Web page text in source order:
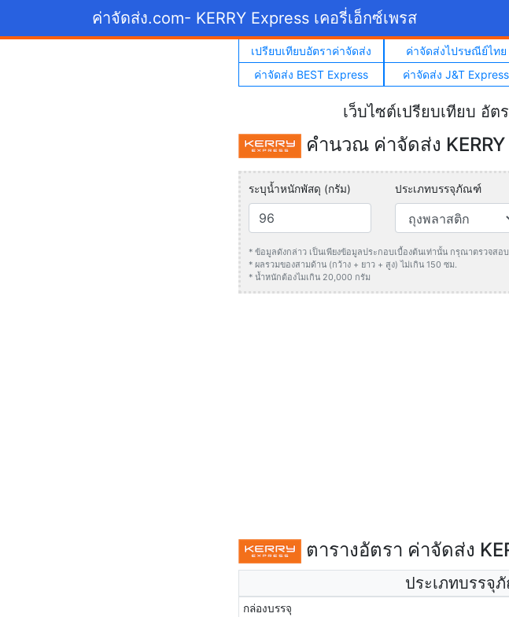
ค่าจัดส่ง.com- KERRY Express เคอรี่เอ็กซ์เพรส
เปรียบเทียบอัตราค่าจัดส่ง ค่าจัดส่งไปรษณีย์ไทย
ค่าจัดส่ง BEST Express
ค่าจัดส่ง J&T Express
เว็บไซต์เปรียบเทียบ อั
คำนวณ ค่าจัดส่ง
ระบุน้ำหนักพัสดุ (กรัม) ประเภทบรรจุภัณฑ์
* ข้อมูลดังกล่าว เป็นเพียงข้อมูลประกอบเบื้องต้นเท่านั้น กรุณาตรวจสอ
* ผลรวมของสามด้าน (กว้าง + ยาว + สูง) ไม่เกิน 150 ซม.
* น้ำหนักต้องไมเกิน 20,000 กรัม
ตารางอัตรา ค่าจัดส่ง
ประเภทบรรจุ
กล่องบรรจุ